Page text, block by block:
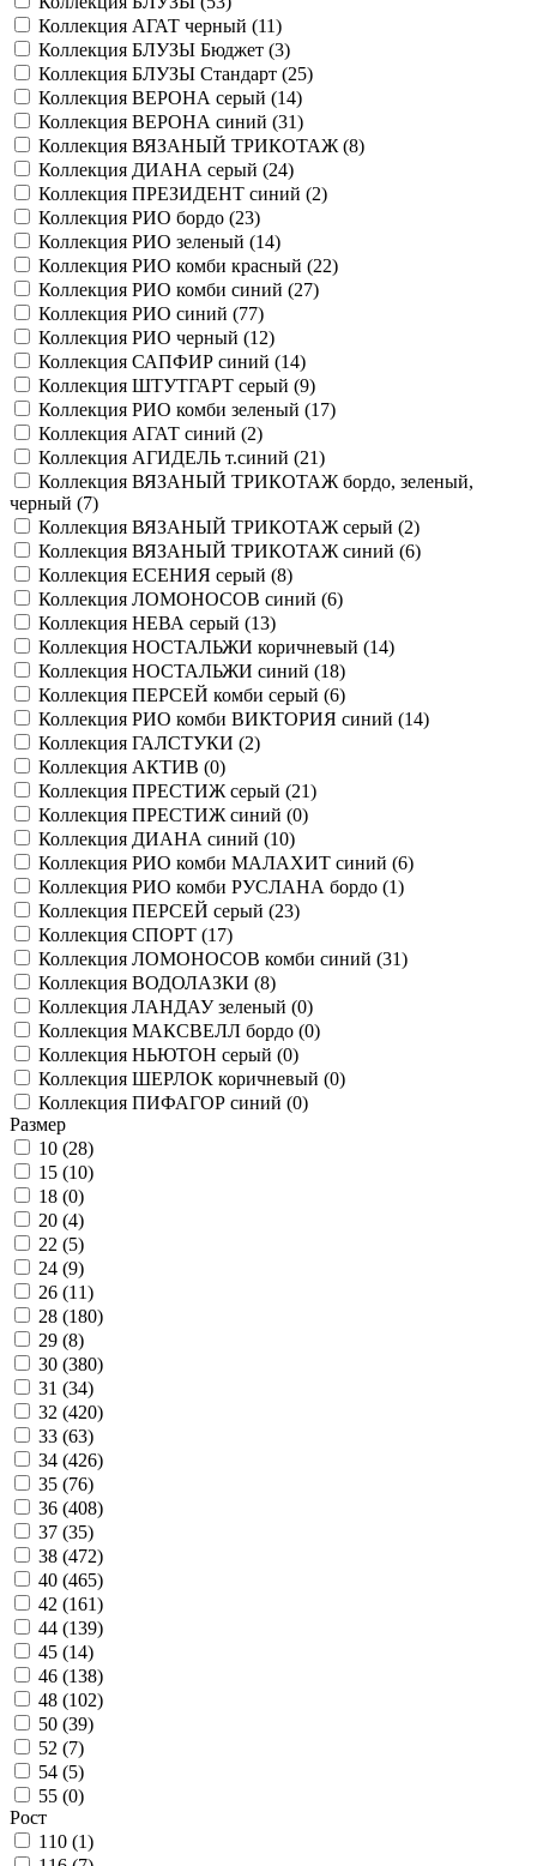
Коллекция АГАТ черный (11)
Коллекция БЛУЗЫ Бюджет (3)
Коллекция БЛУЗЫ Стандарт (25)
Коллекция ВЕРОНА серый (14)
Коллекция ВЕРОНА синий (31)
Коллекция ВЯЗАНЫЙ ТРИКОТАЖ (8)
Коллекция ДИАНА серый (24)
Коллекция ПРЕЗИДЕНТ синий (2)
Коллекция РИО бордо (23)
Коллекция РИО зеленый (14)
Коллекция РИО комби красный (22)
Коллекция РИО комби синий (27)
Коллекция РИО синий (77)
Коллекция РИО черный (12)
Коллекция САПФИР синий (14)
Коллекция ШТУТГАРТ серый (9)
Коллекция РИО комби зеленый (17)
Коллекция АГАТ синий (2)
Коллекция АГИДЕЛЬ т.синий (21)
Коллекция ВЯЗАНЫЙ ТРИКОТАЖ бордо, зеленый,
черный (7)
Коллекция ВЯЗАНЫЙ ТРИКОТАЖ серый (2)
Коллекция ВЯЗАНЫЙ ТРИКОТАЖ синий (6)
Коллекция ЕСЕНИЯ серый (8)
Коллекция ЛОМОНОСОВ синий (6)
Коллекция НЕВА серый (13)
Коллекция НОСТАЛЬЖИ коричневый (14)
Коллекция НОСТАЛЬЖИ синий (18)
Коллекция ПЕРСЕЙ комби серый (6)
Коллекция РИО комби ВИКТОРИЯ синий (14)
Коллекция ГАЛСТУКИ (2)
Коллекция АКТИВ (0)
Коллекция ПРЕСТИЖ серый (21)
Коллекция ПРЕСТИЖ синий (0)
Коллекция ДИАНА синий (10)
Коллекция РИО комби МАЛАХИТ синий (6)
Коллекция РИО комби РУСЛАНА бордо (1)
Коллекция ПЕРСЕЙ серый (23)
Коллекция СПОРТ (17)
Коллекция ЛОМОНОСОВ комби синий (31)
Коллекция ВОДОЛАЗКИ (8)
Коллекция ЛАНДАУ зеленый (0)
Коллекция МАКСВЕЛЛ бордо (0)
Коллекция НЬЮТОН серый (0)
Коллекция ШЕРЛОК коричневый (0)
Коллекция ПИФАГОР синий (0)
Размер
10 (28)
15 (10)
18 (0)
20 (4)
22 (5)
24 (9)
26 (11)
28 (180)
29 (8)
30 (380)
31 (34)
32 (420)
33 (63)
34 (426)
35 (76)
36 (408)
37 (35)
38 (472)
40 (465)
42 (161)
44 (139)
45 (14)
46 (138)
48 (102)
50 (39)
52 (7)
54 (5)
55 (0)
Рост
110 (1)